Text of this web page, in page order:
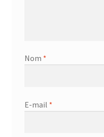
Nom *
E-mail *